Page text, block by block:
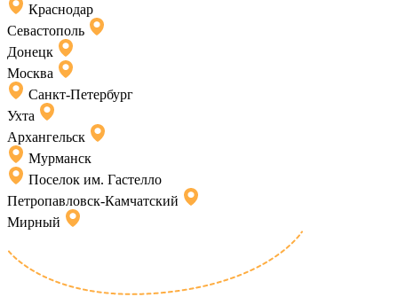
Краснодар
Севастополь
Донецк
Москва
Санкт-Петербург
Ухта
Архангельск
Мурманск
Поселок им. Гастелло
Петропавловск-Камчатский
Мирный